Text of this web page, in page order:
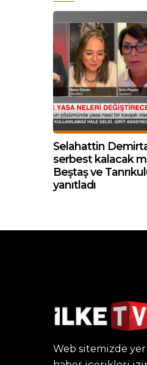
Selahattin
serbest kalacak
Beştaş ve
yanıtladı
Web sitemizde yer